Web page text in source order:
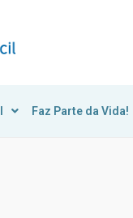
Faz Parte da Vida!